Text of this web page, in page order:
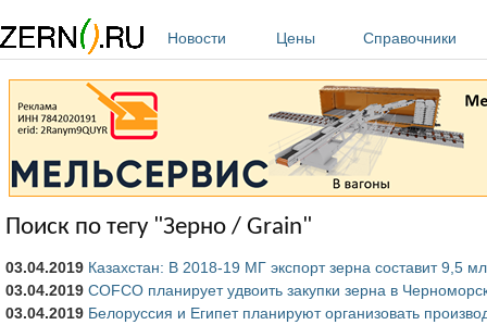
Новости
Цены Справочники
Поиск по тегу "Зерно / Grain"
03.04.2019 Казахстан: В 2018-19 МГ экспорт зерна составит 9,5
03.04.2019 COFCO планирует удвоить закупки зерна в
03.04.2019 Белоруссия и Египет планируют организовать